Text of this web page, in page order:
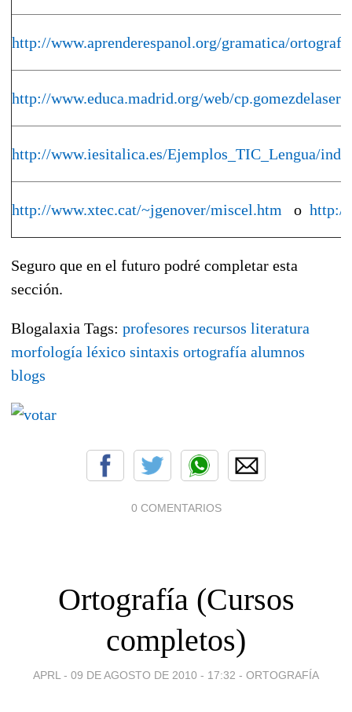
http://www.aprenderespanol.org/gramatica/
http://www.educa.madrid.org/web/
http://www.iesitalica.es/Ejemplos_TIC_Lengua/
http://www.xtec.cat/~jgenover/miscel.htm o http://
Seguro que en el futuro podré completar esta
sección.
Blogalaxia Tags: profesores recursos literatura
morfología léxico sintaxis ortografía alumnos
blogs
0 COMENTARIOS
Ortografía (Cursos
completos)
APRL - 09 DE AGOSTO DE 2010 - 17:32 - ORTOGRAFÍA